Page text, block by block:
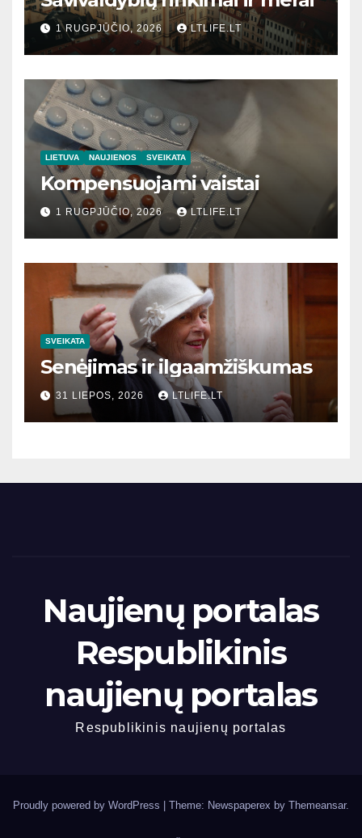
1 RUGPJŪČIO, 2026 LTLIFE.LT
LIETUVA NAUJIENOS SVEIKATA
Kompensuojami vaistai
1 RUGPJŪČIO, 2026 LTLIFE.LT
SVEIKATA
Senėjimas ir ilgaamžiškumas
31 LIEPOS, 2026 LTLIFE.LT
Naujienų portalas
Respublikinis
naujienų portalas
Respublikinis naujienų portalas
Proudly powered by WordPress | Theme: Newspaperex by Themeansar.